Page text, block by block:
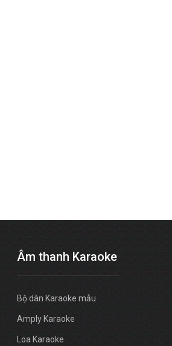
Âm thanh Karaoke
Bộ dàn Karaoke mẫu
Amply Karaoke
Loa Karaoke